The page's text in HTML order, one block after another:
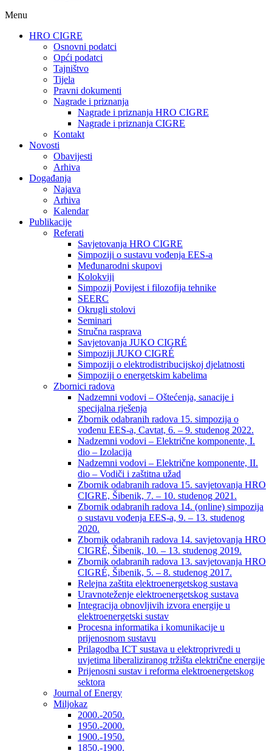
Menu
HRO CIGRE
Osnovni podatci​
Opći podatci
Tajništvo
Tijela
Pravni dokumenti
Nagrade i priznanja
Nagrade i priznanja HRO CIGRE
Nagrade i priznanja CIGRE
Kontakt
Novosti
Obavijesti
Arhiva
Događanja
Najava
Arhiva
Kalendar
Publikacije
Referati
Savjetovanja HRO CIGRE
Simpoziji o sustavu vođenja EES-a
Međunarodni skupovi
Kolokviji​
Simpozij Povijest i filozofija tehnike
SEERC
Okrugli stolovi
Seminari​
Stručna rasprava​
Savjetovanja JUKO CIGRÉ
Simpoziji JUKO CIGRÉ
Simpoziji o elektrodistribucijskoj djelatnosti
Simpoziji o energetskim kabelima
Zbornici radova
Nadzemni vodovi – Oštećenja, sanacije i
specijalna rješenja
Zbornik odabranih radova 15. simpozija o
vođenu EES-a, Cavtat, 6. – 9. studenog 2022.
Nadzemni vodovi – Električne komponente, I.
dio – Izolacija
Nadzemni vodovi – Električne komponente, II.
dio – Vodiči i zaštitna užad
Zbornik odabranih radova 15. savjetovanja HRO
CIGRE, Šibenik, 7. – 10. studenog 2021.
Zbornik odabranih radova 14. (online) simpozija
o sustavu vođenja EES-a, 9. – 13. studenog
2020.
Zbornik odabranih radova 14. savjetovanja HRO
CIGRÉ, Šibenik, 10. – 13. studenog 2019.
Zbornik odabranih radova 13. savjetovanja HRO
CIGRÉ, Šibenik, 5. – 8. studenog 2017.
Relejna zaštita elektroenergetskog sustava
Uravnoteženje elektroenergetskog sustava
Integracija obnovljivih izvora energije u
elektroenergetski sustav
Procesna informatika i komunikacije u
prijenosnom sustavu
Prilagodba ICT sustava u elektroprivredi u
uvjetima liberaliziranog tržišta električne energije
Prijenosni sustav i reforma elektroenergetskog
sektora
Journal of Energy
Miljokaz
2000.-2050.
1950.-2000.
1900.-1950.
1850.-1900.